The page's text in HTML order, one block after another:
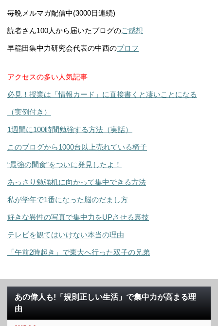
毎晩メルマガ配信中(3000日連続)
読者さん100人から届いたブログのご感想
早稲田集中力研究会代表の中西のプロフ
アクセスの多い人気記事
必見！授業は「情報カード」に直接書くと凄いことになる
（実例付き）
1週間に100時間勉強する方法（実話）
このブログから1000台以上売れている椅子
“最強の間食”をついに発見したよ！
あっさり勉強机に向かって集中できる方法
私が学年で1番になった脳のだまし方
好きな異性の写真で集中力をUPさせる裏技
テレビを観てはいけない本当の理由
「午前2時起き」で東大へ行った双子の兄弟
あの偉人も!「規則正しい生活」で集中力が高まる理
由